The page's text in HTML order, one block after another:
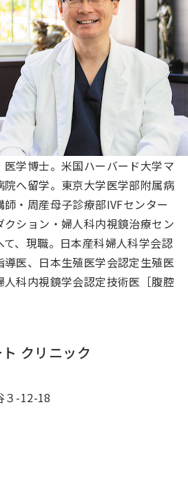
学博士。米国ハーバード大学マ
へ留学。東京大学医学部附属病
・周産母子診療部IVFセンター
ション・婦人科内視鏡治療セン
、現職。日本産科婦人科学会認
医、日本生殖医学会認定生殖医
科内視鏡学会認定技術医［腹腔
クリニック
３-12-18